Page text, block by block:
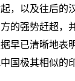
，以及往后的
的强势赶超，
早已清晰地表
国极其相似的